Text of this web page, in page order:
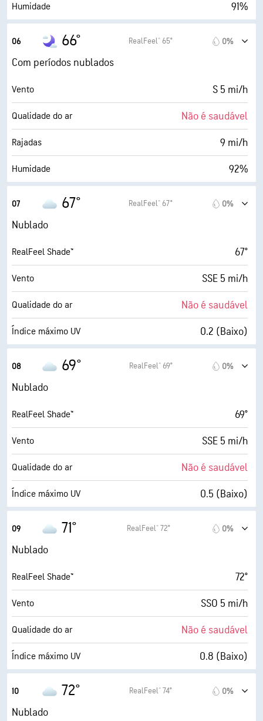
Humidade 91%
Ponto de orvalho
AccuLumen Brightness Index™
Cobertura de nuvens 46%
Visibilidade 5 milhas
Teto de nuvens 30000 pés
06 66° RealFeel® 65° 0%
Com períodos nublados
Vento S 5 mi/h
Qualidade do ar Não é saudável
Rajadas 9 mi/h
Humidade 92%
Ponto de orvalho
AccuLumen Brightness Index™
Cobertura de nuvens 68%
Visibilidade 5 milhas
Teto de nuvens 1900 pés
07 67° RealFeel® 67° 0%
Nublado
RealFeel Shade™ 67°
Vento SSE 5 mi/h
Qualidade do ar Não é saudável
Índice máximo UV 0.2 (Baixo)
Humidade
Ponto de orvalho 64° F
AccuLumen Brightness Index™ 0 (Escuro)
Cobertura de nuvens 100%
Visibilidade 5 milhas
08 69° RealFeel® 69° 0%
Nublado
RealFeel Shade™ 69°
Vento SSE 5 mi/h
Qualidade do ar Não é saudável
Índice máximo UV 0.5 (Baixo)
Humidade
Ponto de orvalho 64° F
AccuLumen Brightness Index™ 1 (Escuro)
Cobertura de nuvens 100%
Visibilidade 5 milhas
09 71° RealFeel® 72° 0%
Nublado
RealFeel Shade™ 72°
Vento SSO 5 mi/h
Qualidade do ar Não é saudável
Índice máximo UV 0.8 (Baixo)
Humidade
10 72° RealFeel® 74° 0%
Nublado